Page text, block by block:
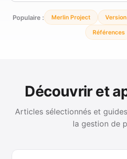
Populaire : Merlin Project Version
Références
Découvrir et
Articles sélectionnés et
la gestion de